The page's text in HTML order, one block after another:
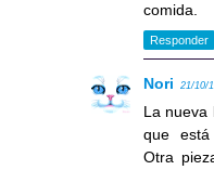
comida.
Responder
Nori 21/10/
La nueva
que
Otra